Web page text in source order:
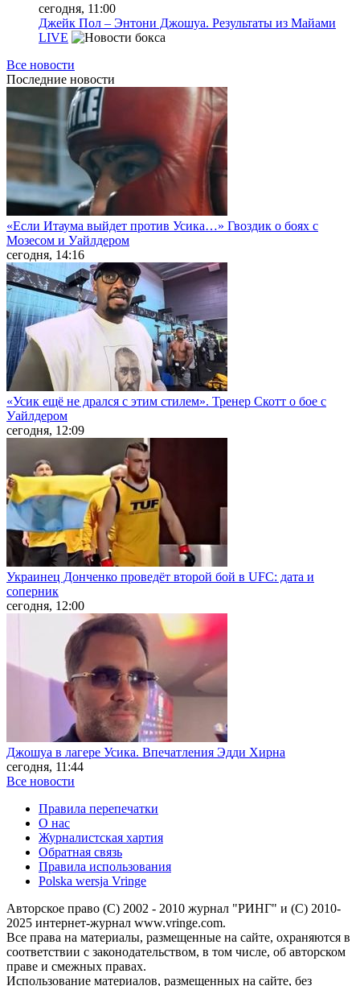
сегодня, 11:00
Джейк Пол – Энтони Джошуа. Результаты из Майами
LIVE
Все новости
Последние новости
«Если Итаума выйдет против Усика…» Гвоздик о боях с
Мозесом и Уайлдером
сегодня, 14:16
«Усик ещё не дрался с этим стилем». Тренер Скотт о бое с
Уайлдером
сегодня, 12:09
Украинец Донченко проведёт второй бой в UFC: дата и
соперник
сегодня, 12:00
Джошуа в лагере Усика. Впечатления Эдди Хирна
сегодня, 11:44
Все новости
Правила перепечатки
О нас
Журналистская хартия
Обратная связь
Правила использования
Polska wersja Vringe
Авторское право (С) 2002 - 2010 журнал "РИНГ" и (С) 2010-
2025 интернет-журнал www.vringe.com.
Все права на материалы, размещенные на сайте, охраняются в
соответствии с законодательством, в том числе, об авторском
праве и смежных правах.
Использование материалов, размещенных на сайте, без